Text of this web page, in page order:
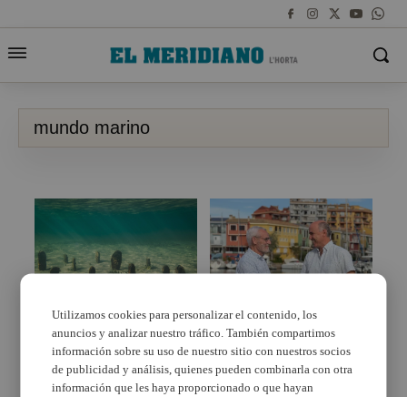
mundo marino
Life Pinnarca: la
conservación del medio
marino llega a Moncada
Alboraia presenta una
nova experiència
turística amb Mundo
Marino
Utilizamos cookies para personalizar el contenido, los
anuncios y analizar nuestro tráfico. También compartimos
información sobre su uso de nuestro sitio con nuestros socios
de publicidad y análisis, quienes pueden combinarla con otra
información que les haya proporcionado o que hayan